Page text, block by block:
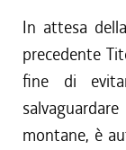
In attesa
precedente
fine di
montane, è